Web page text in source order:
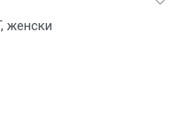
женски